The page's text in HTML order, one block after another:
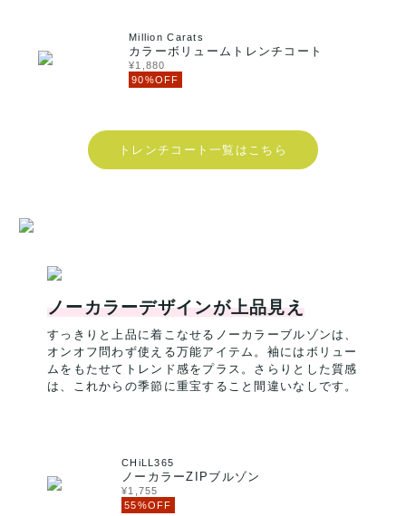
Million Carats
カラーボリュームトレンチコート
¥1,880
90%OFF
トレンチコート一覧はこちら
ノーカラーデザインが上品見え
すっきりと上品に着こなせるノーカラーブルゾンは、
オンオフ問わず使える万能アイテム。袖にはボリュー
ムをもたせてトレンド感をプラス。さらりとした質感
は、これからの季節に重宝すること間違いなしです。
CHiLL365
ノーカラーZIPブルゾン
¥1,755
55%OFF